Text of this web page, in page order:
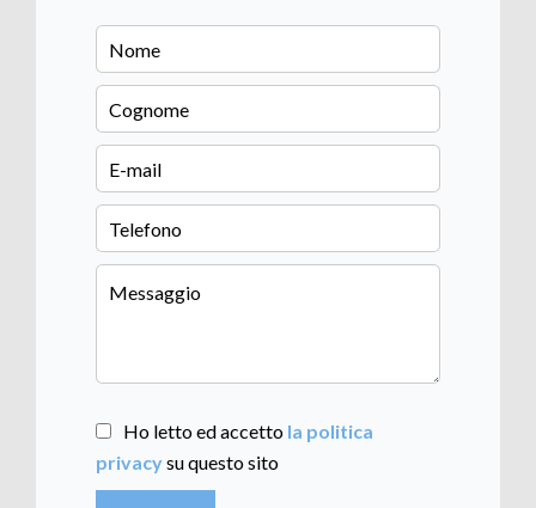
Ho letto ed accetto la politica
privacysu questo sito